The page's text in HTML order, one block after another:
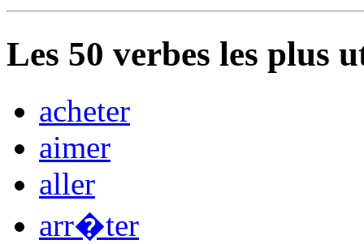
Les 50 verbes les plus
acheter
aimer
aller
arr�ter